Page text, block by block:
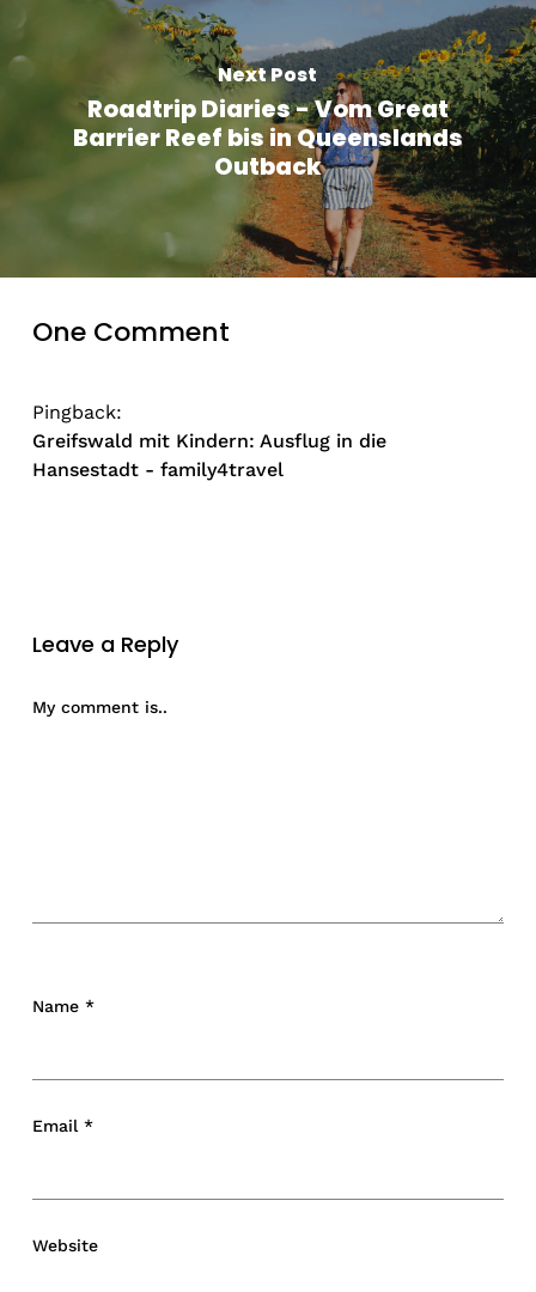
Next Post
Roadtrip Diaries - Vom Great
Barrier Reef bis in Queenslands
Outback
One Comment
Pingback:
Greifswald mit Kindern: Ausflug in die
Hansestadt - family4travel
Leave a Reply
My comment is..
Name *
Email *
Website